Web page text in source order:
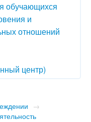
обучающихся
и
отношений
центр)
→